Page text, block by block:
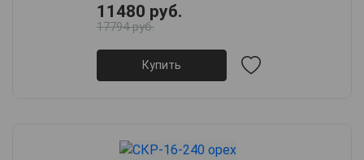
11480 руб.
17794 руб.
Купить